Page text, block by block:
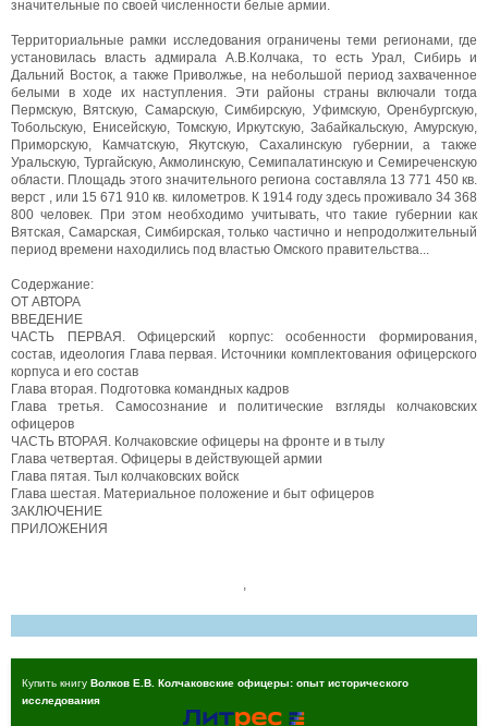
значительные по своей численности белые армии.
Территориальные рамки исследования ограничены теми регионами, где
установилась власть адмирала А.В.Колчака, то есть Урал, Сибирь и
Дальний Восток, а также Приволжье, на небольшой период захваченное
белыми в ходе их наступления. Эти районы страны включали тогда
Пермскую, Вятскую, Самарскую, Симбирскую, Уфимскую, Оренбургскую,
Тобольскую, Енисейскую, Томскую, Иркутскую, Забайкальскую, Амурскую,
Приморскую, Камчатскую, Якутскую, Сахалинскую губернии, а также
Уральскую, Тургайскую, Акмолинскую, Семипалатинскую и Семиреченскую
области. Площадь этого значительного региона составляла 13 771 450 кв.
верст , или 15 671 910 кв. километров. К 1914 году здесь проживало 34 368
800 человек. При этом необходимо учитывать, что такие губернии как
Вятская, Самарская, Симбирская, только частично и непродолжительный
период времени находились под властью Омского правительства...
Содержание:
ОТ АВТОРА
ВВЕДЕНИЕ
ЧАСТЬ ПЕРВАЯ. Офицерский корпус: особенности формирования,
состав, идеология Глава первая. Источники комплектования офицерского
корпуса и его состав
Глава вторая. Подготовка командных кадров
Глава третья. Самосознание и политические взгляды колчаковских
офицеров
ЧАСТЬ ВТОРАЯ. Колчаковские офицеры на фронте и в тылу
Глава четвертая. Офицеры в действующей армии
Глава пятая. Тыл колчаковских войск
Глава шестая. Материальное положение и быт офицеров
ЗАКЛЮЧЕНИЕ
ПРИЛОЖЕНИЯ
,
Купить книгу Волков Е.В. Колчаковские офицеры: опыт исторического
исследования